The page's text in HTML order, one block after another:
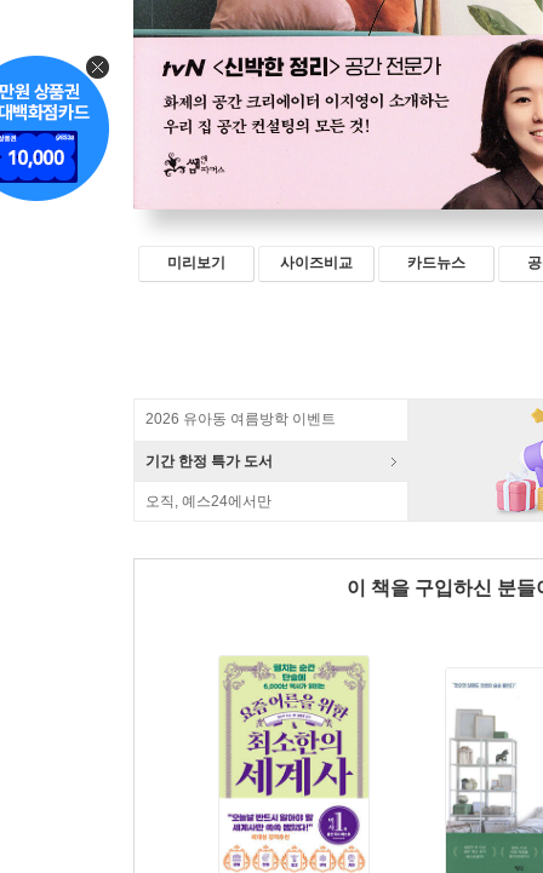
미리보기 사이즈비교 카드뉴스
2026 유아동 여름방학 이벤트
기간 한정 특가 도서
오직, 예스24에서만
이 책을 구입하신 분